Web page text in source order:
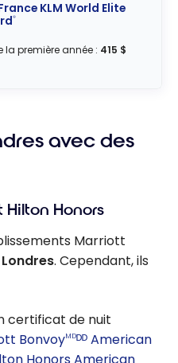
KLM World Elite
®
la première année : 415 $
avec des
Honors
Marriott
Londres. Cependant, ils
certificat de nuit
BonvoyMDᴰᴰ American